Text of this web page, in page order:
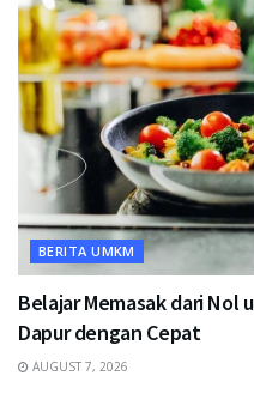
BERITA UMKM
Belajar Memasak dari Nol
Dapur dengan Cepat
AUGUST 7, 2026